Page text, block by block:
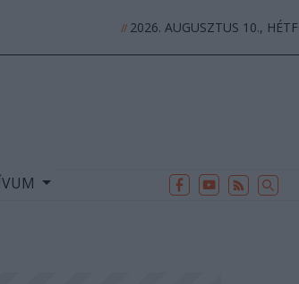
//2026. AUGUSZTUS 10.,
ARCHÍVUM